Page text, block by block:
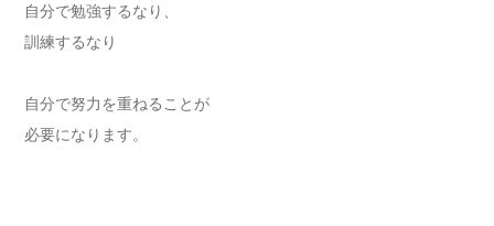
自分で勉強するなり、
訓練するなり
自分で努力を重ねることが
必要になります。